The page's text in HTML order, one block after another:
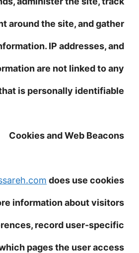
around the site, and gather
IP addresses, and
are not linked to any
is personally identifiable
Cookies and Web Beacons
does use cookies
information about visitors
record user-specific
pages the user access